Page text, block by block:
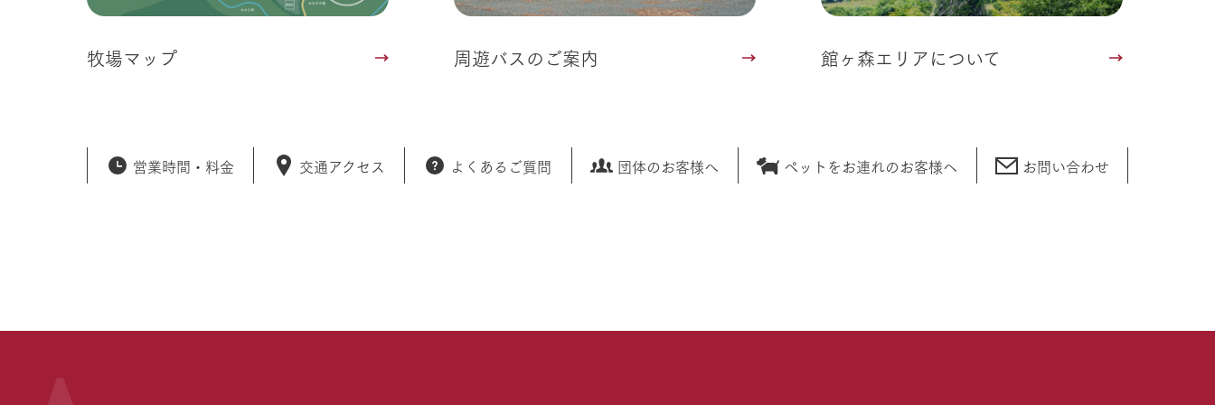
牧場マップ 周遊バスのご案内 館ヶ森エリアについて
営業時間・料金 交通アクセス よくあるご質問 団体のお客様へ ペットをお連れのお客様へ お問い合わせ